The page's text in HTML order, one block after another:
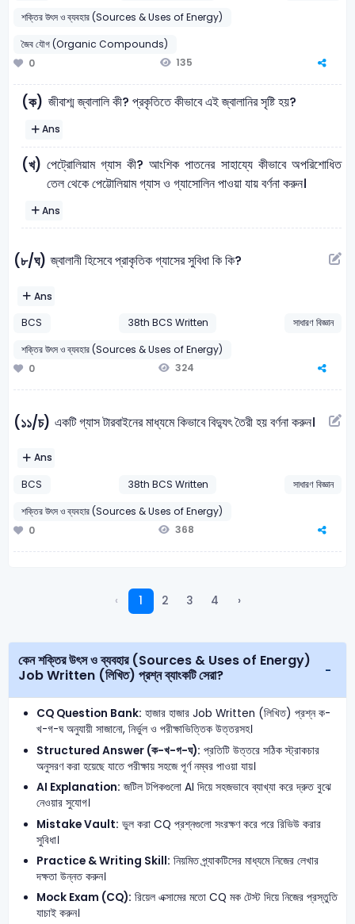
শক্তির উৎস ও ব্যবহার (Sources & Uses of Energy)
জৈব যৌগ (Organic Compounds)
0
135
(ক) জীবাশ্ম জ্বালালি কী? প্রকৃতিতে কীভাবে এই জ্বালানির সৃষ্টি হয়?
Ans
(খ) পেট্রোলিয়াম গ্যাস কী? আংশিক পাতনের সাহায্যে কীভাবে অপরিশোধিত
তেল থেকে পেট্টোলিয়াম গ্যাস ও গ্যাসোলিন পাওয়া যায় বর্ণনা করুন।
Ans
(৮/ঘ) জ্বালানী হিসেবে প্রাকৃতিক গ্যাসের সুবিধা কি কি?
Ans
BCS
38th BCS Written
সাধারণ বিজ্ঞান
শক্তির উৎস ও ব্যবহার (Sources & Uses of Energy)
0
324
(১১/চ) একটি গ্যাস টারবাইনের মাধ্যমে কিভাবে বিদ্যুৎ তৈরী হয় বর্ণনা করুন।
Ans
BCS
38th BCS Written
সাধারণ বিজ্ঞান
শক্তির উৎস ও ব্যবহার (Sources & Uses of Energy)
0
368
‹ 1 2 3 4 ›
কেন শক্তির উৎস ও ব্যবহার (Sources & Uses of Energy)
Job Written (লিখিত) প্রশ্ন ব্যাংকটি সেরা?
CQ Question Bank: হাজার হাজার Job Written (লিখিত) প্রশ্ন ক-
খ-গ-ঘ অনুযায়ী সাজানো, নির্ভুল ও পরীক্ষাভিত্তিক উত্তরসহ।
Structured Answer (ক-খ-গ-ঘ): প্রতিটি উত্তরে সঠিক স্ট্রাকচার
অনুসরণ করা হয়েছে যাতে পরীক্ষায় সহজে পূর্ণ নম্বর পাওয়া যায়।
AI Explanation: জটিল টপিকগুলো AI দিয়ে সহজভাবে ব্যাখ্যা করে দ্রুত বুঝে
নেওয়ার সুযোগ।
Mistake Vault: ভুল করা CQ প্রশ্নগুলো সংরক্ষণ করে পরে রিভিউ করার
সুবিধা।
Practice & Writing Skill: নিয়মিত প্র্যাকটিসের মাধ্যমে নিজের লেখার
দক্ষতা উন্নত করুন।
Mock Exam (CQ): রিয়েল এক্সামের মতো CQ মক টেস্ট দিয়ে নিজের প্রস্তুতি
যাচাই করুন।